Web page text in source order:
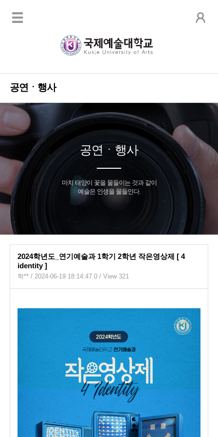
공연ㆍ행사
공연ㆍ행사
마치 태양이 꽃을 물들이는 것과 같이
예술은 인생을 물들인다.
2024학년도_연기예술과 1학기 2학년 작은영상제 [ 4
identity ]
학** / 2024-06-19 18:14:47.0 / View 321